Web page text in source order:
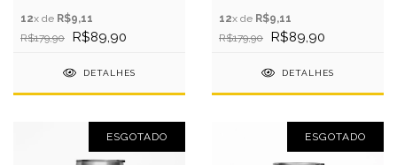
12x de R$9,11
R$179,90
R$89,90
DETALHES
12x de R$9,11
R$179,90
R$89,90
DETALHES
ESGOTADO ESGOTADO